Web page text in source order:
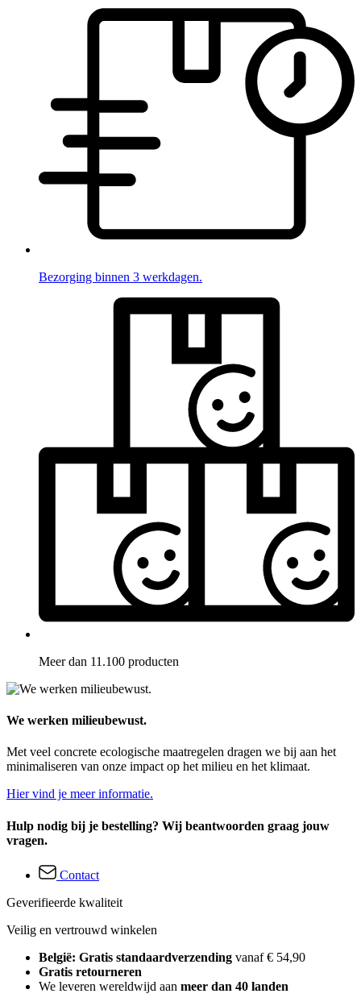
Bezorging binnen 3 werkdagen.
Meer dan 11.100 producten
We werken milieubewust.
Met veel concrete ecologische maatregelen dragen we bij aan het
minimaliseren van onze impact op het milieu en het klimaat.
Hier vind je meer informatie.
Hulp nodig bij je bestelling? Wij beantwoorden graag jouw
vragen.
Contact
Geverifieerde kwaliteit
Veilig en vertrouwd winkelen
België: Gratis standaardverzending vanaf € 54,90
Gratis retourneren
We leveren wereldwijd aan meer dan 40 landen